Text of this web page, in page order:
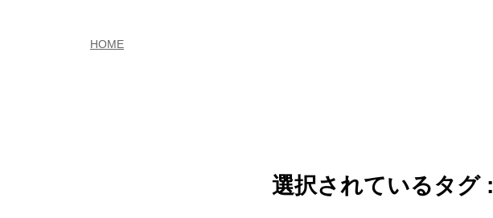
HOME
選択されているタグ :